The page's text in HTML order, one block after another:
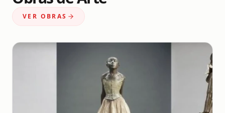
VER OBRAS